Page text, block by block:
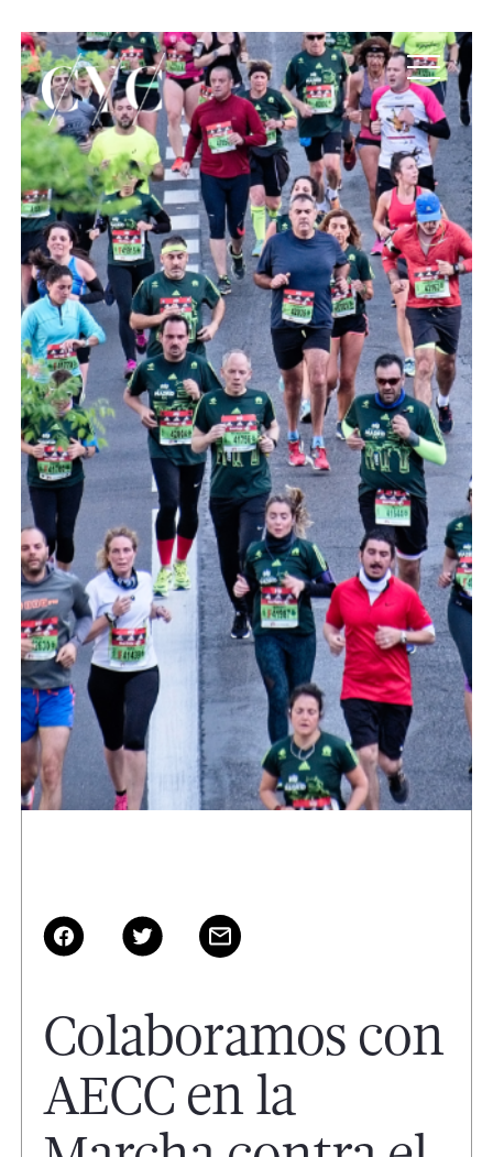
Colaboramos con
Colaboramos con
AECC en la